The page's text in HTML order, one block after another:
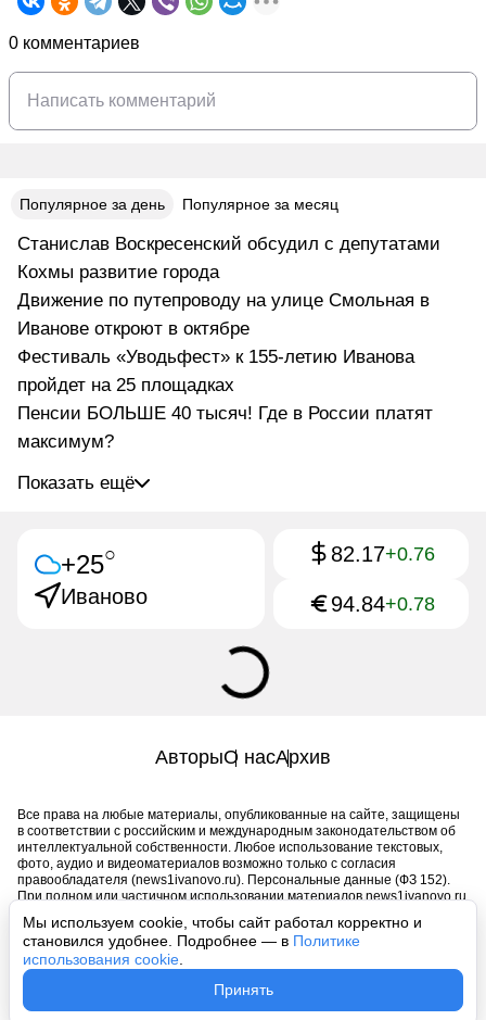
Мы используем cookie, чтобы сайт работал корректно и
становился удобнее. Подробнее — в Политике
использования cookie
Принять
0 комментариев
Популярное за день Популярное за месяц
Станислав Воскресенский обсудил с депутатами
Кохмы развитие города
Движение по путепроводу на улице Смольная в
Иванове откроют в октябре
Фестиваль «Уводьфест» к 155-летию Иванова
пройдет на 25 площадках
Пенсии БОЛЬШЕ 40 тысяч! Где в России платят
максимум?
Показать ещё
+25○
Иваново
82.17+0.76
94.84+0.78
АвторыО насАрхив
Все права на любые материалы, опубликованные на сайте, защищены
в соответствии с российским и международным законодательством об
интеллектуальной собственности. Любое использование текстовых,
фото, аудио и видеоматериалов возможно только с согласия
правообладателя (news1ivanovo.ru). Персональные данные (ФЗ 152).
При полном или частичном использовании материалов news1ivanovo.ru
обязательна. Запрещено для детей. Оригинал текста:
https://news1ivanovo.ru/
Пользовательское соглашение